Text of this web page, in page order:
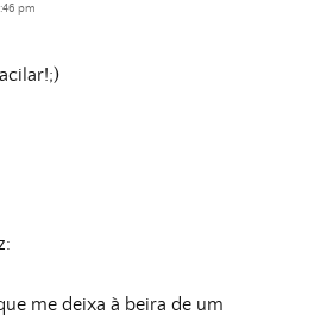
pm
me deixa à beira de um